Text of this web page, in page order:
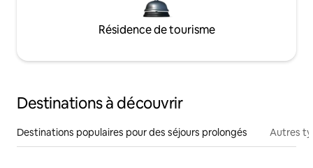
Résidence de tourisme
Destinations à découvrir
Destinations populaires pour des séjours prolongés Autres